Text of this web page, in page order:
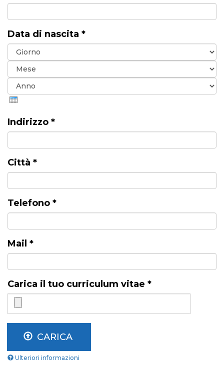
Data di nascita *
Giorno
Mese
Anno
Indirizzo *
Città *
Telefono *
Mail *
Carica il tuo curriculum vitae *
CARICA
Ulteriori informazioni